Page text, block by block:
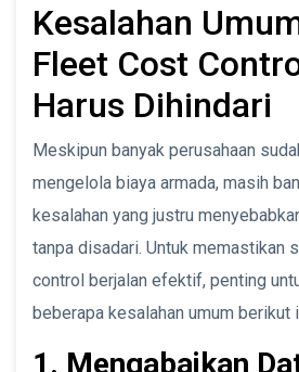
Kesalahan
Fleet Cost
Harus Dihindari
Meskipun banyak perusahaan
mengelola biaya armada, masih
kesalahan yang justru
tanpa disadari. Untuk memastikan
control berjalan efektif, penting
beberapa kesalahan umum berikut
1. Mengabaikan